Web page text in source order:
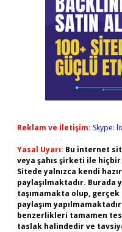
Reklam ve İletişim: Skype:
Yasal Uyarı: Bu internet
veya şahıs şirketi ile
Sitede yalnızca kendi
paylaşılmaktadır.
taşımamakta olup,
paylaşım
benzerlikleri tamamen
taslak halindedir ve